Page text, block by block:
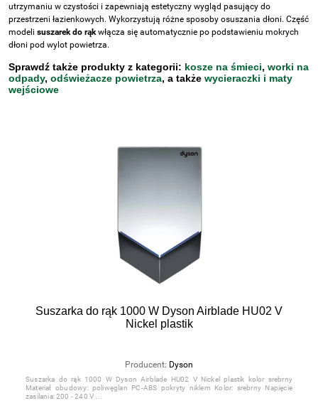
utrzymaniu w czystości i zapewniają estetyczny wygląd pasujący do
przestrzeni łazienkowych. Wykorzystują różne sposoby osuszania dłoni. Część
modeli suszarek do rąk włącza się automatycznie po podstawieniu mokrych
dłoni pod wylot powietrza.
Sprawdź także produkty z kategorii: kosze na śmieci, worki na
odpady, odświeżacze powietrza, a także wycieraczki i maty
wejściowe
Suszarka do rąk 1000 W Dyson Airblade HU02 V
Nickel plastik
Producent: Dyson
Suszarka do rąk 1000 W Dyson Airblade HU02 V Nickel plastik kolor srebrny
Materiał obudowy: poliwęglan PC-ABS pokryty niklem Kolor: srebrny Napięcie
zasilania: 200 - 240 V